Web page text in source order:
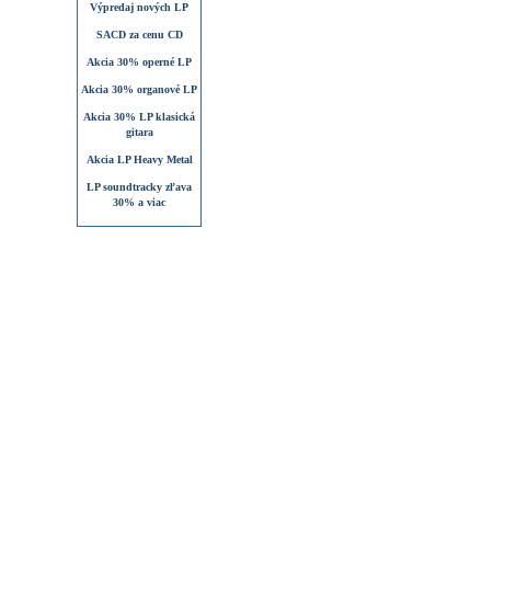
Výpredaj nových LP
SACD za cenu CD
Akcia 30% operné LP
Akcia 30% organové LP
Akcia 30% LP klasická
gitara
Akcia LP Heavy Metal
LP soundtracky zľava
30% a viac